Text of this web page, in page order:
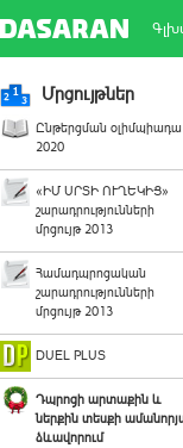
Մրցույթներ
Ընթերցման օլիմպիադա
2020
«ԻՄ ՍՐՏԻ ՈՒՂԵԿԻՑ»
շարադրությունների
մրցույթ 2013
Համադպրոցական
շարադրությունների
մրցույթ 2013
DUEL PLUS
Դպրոցի արտաքին և
ներքին տեսքի
ձևավորում